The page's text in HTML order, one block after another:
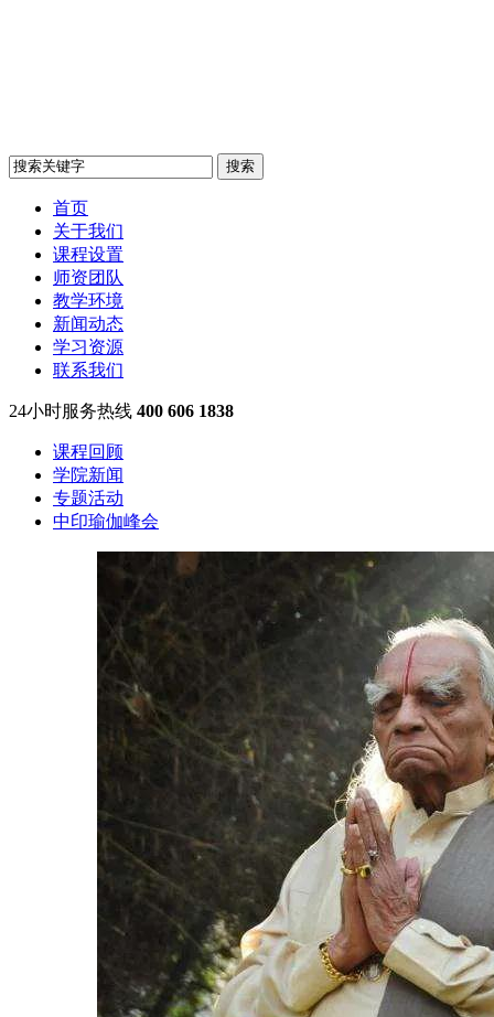
首页
关于我们
课程设置
师资团队
教学环境
新闻动态
学习资源
联系我们
24小时服务热线 400 606 1838
课程回顾
学院新闻
专题活动
中印瑜伽峰会